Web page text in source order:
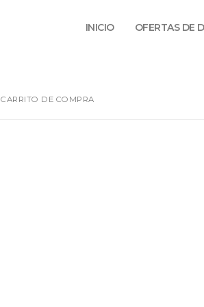
INICIO OFERTAS DE
CARRITO DE COMPRA